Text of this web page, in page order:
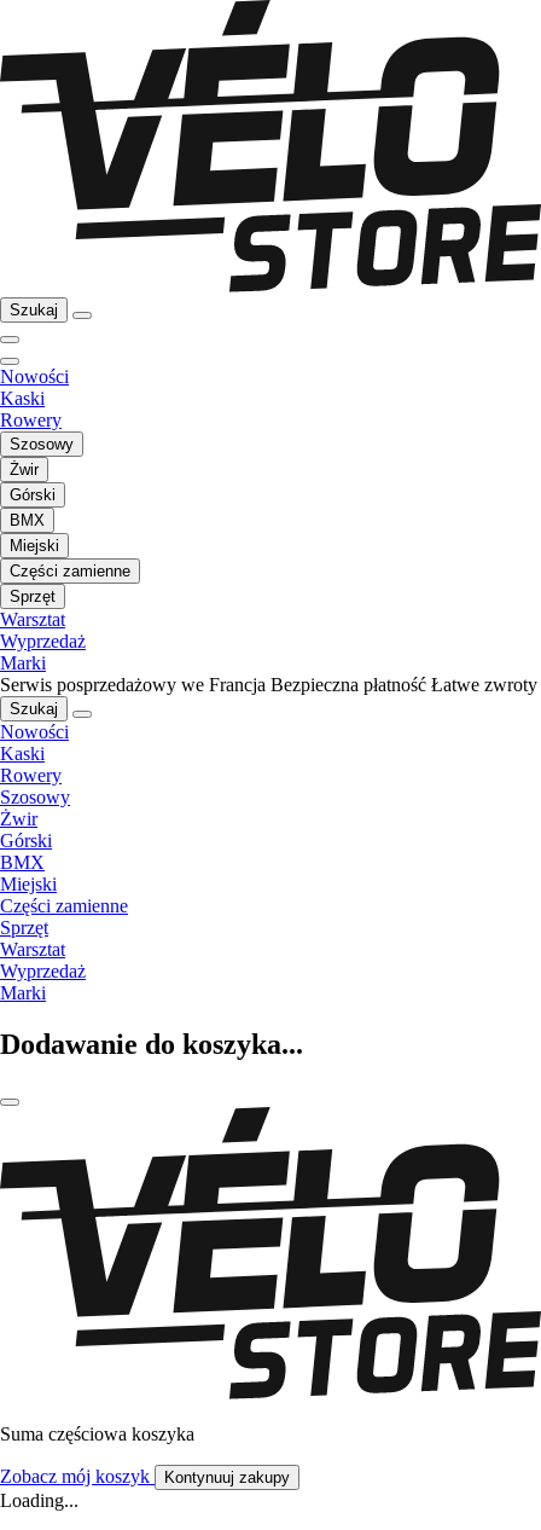
Szukaj
Nowości
Kaski
Rowery
Szosowy
Żwir
Górski
BMX
Miejski
Części zamienne
Sprzęt
Warsztat
Wyprzedaż
Marki
Serwis posprzedażowy we Francja Bezpieczna płatność Łatwe zwroty
Szukaj
Nowości
Kaski
Rowery
Szosowy
Żwir
Górski
BMX
Miejski
Części zamienne
Sprzęt
Warsztat
Wyprzedaż
Marki
Dodawanie do koszyka...
Suma częściowa koszyka
Zobacz mój koszyk Kontynuuj zakupy
Loading...